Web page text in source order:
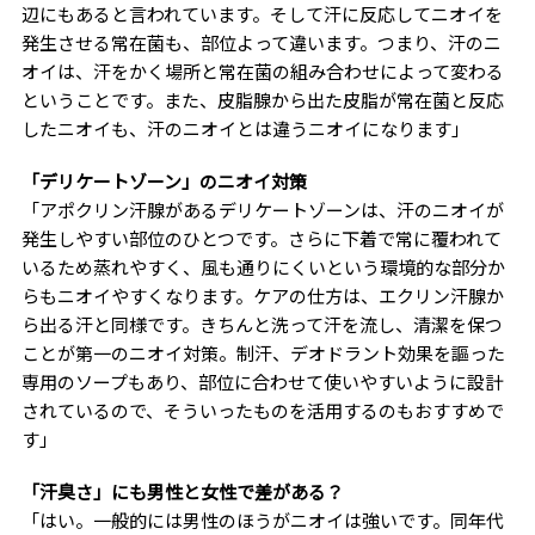
辺にもあると言われています。そして汗に反応してニオイを
発生させる常在菌も、部位よって違います。つまり、汗のニ
オイは、汗をかく場所と常在菌の組み合わせによって変わる
ということです。また、皮脂腺から出た皮脂が常在菌と反応
したニオイも、汗のニオイとは違うニオイになります」
「デリケートゾーン」のニオイ対策
「アポクリン汗腺があるデリケートゾーンは、汗のニオイが
発生しやすい部位のひとつです。さらに下着で常に覆われて
いるため蒸れやすく、風も通りにくいという環境的な部分か
らもニオイやすくなります。ケアの仕方は、エクリン汗腺か
ら出る汗と同様です。きちんと洗って汗を流し、清潔を保つ
ことが第一のニオイ対策。制汗、デオドラント効果を謳った
専用のソープもあり、部位に合わせて使いやすいように設計
されているので、そういったものを活用するのもおすすめで
す」
「汗臭さ」にも男性と女性で差がある？
「はい。一般的には男性のほうがニオイは強いです。同年代